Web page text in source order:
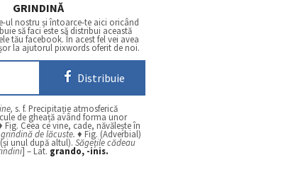
GRINDINĂ
ul nostru și întoarce-te aici oricând
să faci este să distribui această
tău facebook. În acest fel vei avea
la ajutorul pixwords oferit de noi.
Distribuie
s. f. Precipitație atmosferică
de gheață având forma unor
Ceea ce vine, cade, năvălește în
de lăcuste. ♦ Fig. (Adverbial)
unul după altul). Săgețile cădeau
] – Lat. grando, -inis.